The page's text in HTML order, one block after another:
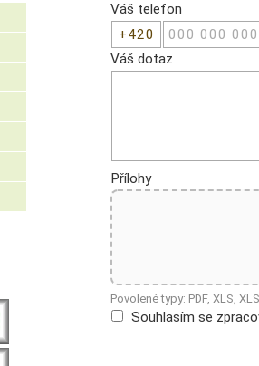
Váš telefon
Váš dotaz
Přílohy
Povolené typy: PDF, XLS,
Souhlasím se